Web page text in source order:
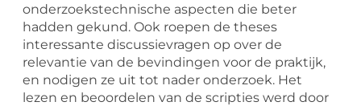
onderzoekstechnische aspecten die beter
hadden gekund. Ook roepen de theses
interessante discussievragen op over de
relevantie van de bevindingen voor de praktijk,
en nodigen ze uit tot nader onderzoek. Het
lezen en beoordelen van de scripties werd door